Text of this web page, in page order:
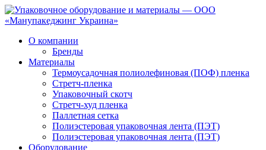
О компании
Бренды
Материалы
Термоусадочная полиолефиновая (ПОФ) пленка
Стретч-пленка
Упаковочный скотч
Стретч-худ пленка
Паллетная сетка
Полиэстеровая упаковочная лента (ПЭТ)
Полиэстеровая упаковочная лента (ПЭТ)
Оборудование